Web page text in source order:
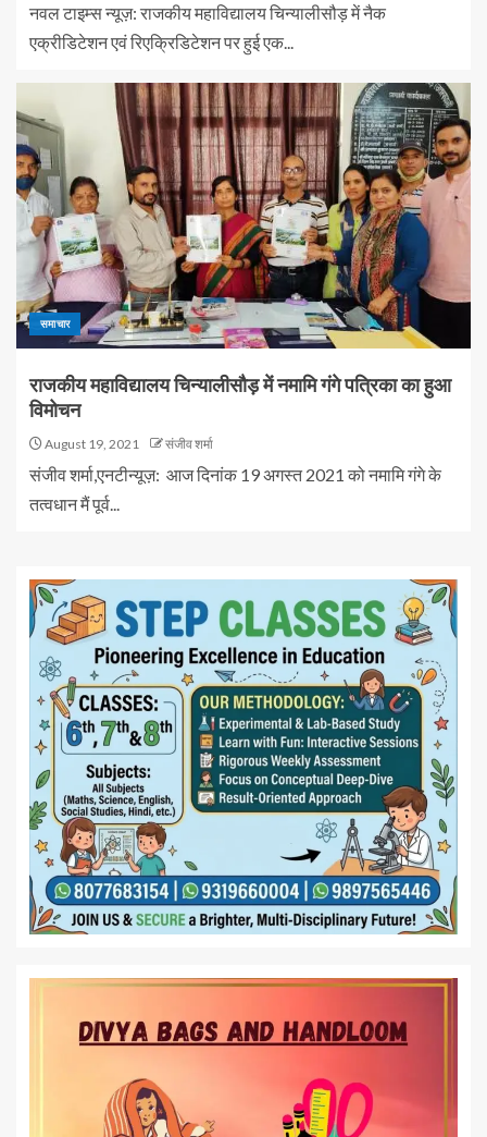
नवल टाइम्स न्यूज़: राजकीय महाविद्यालय चिन्यालीसौड़ में नैक
एक्रीडिटेशन एवं रिएक्रिडिटेशन पर हुई एक...
समाचार
राजकीय महाविद्यालय चिन्यालीसौड़ में नमामि गंगे पत्रिका का हुआ
विमोचन
August 19, 2021 संजीव शर्मा
संजीव शर्मा,एनटीन्यूज़: आज दिनांक 19 अगस्त 2021 को नमामि गंगे के
तत्वधान मैं पूर्व...